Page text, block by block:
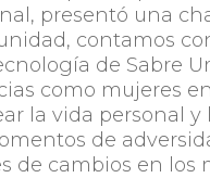
presentó una
contamos
de Sabre
como mujeres
la vida personal y
de
de cambios en los